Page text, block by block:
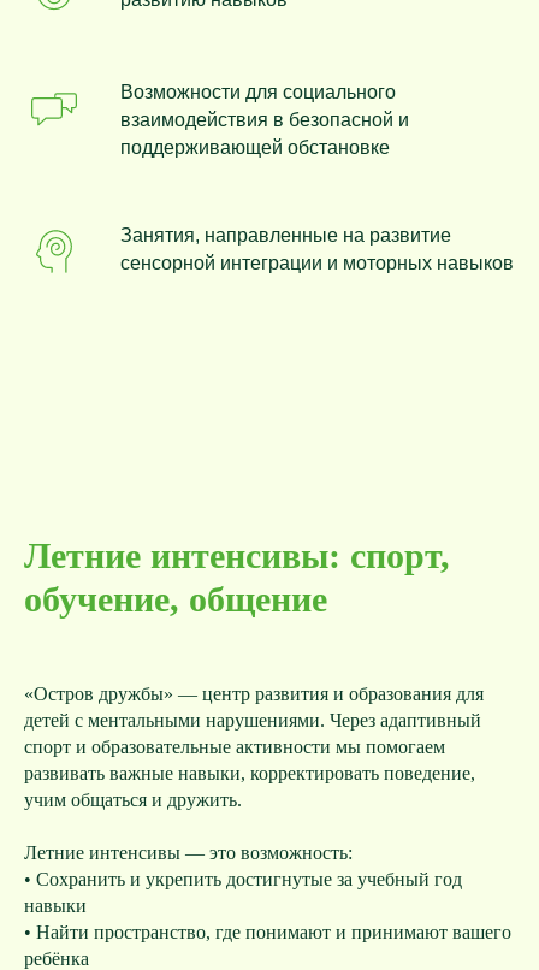
Возможности для социального
взаимодействия в безопасной и
поддерживающей обстановке
Занятия, направленные на развитие
сенсорной интеграции и моторных навыков
Летние интенсивы: спорт,
обучение, общение
«Остров дружбы» — центр развития и образования для
детей с ментальными нарушениями. Через адаптивный
спорт и образовательные активности мы помогаем
развивать важные навыки, корректировать поведение,
учим общаться и дружить.
Летние интенсивы — это возможность:
• Сохранить и укрепить достигнутые за учебный год
навыки
• Найти пространство, где понимают и принимают вашего
ребёнка